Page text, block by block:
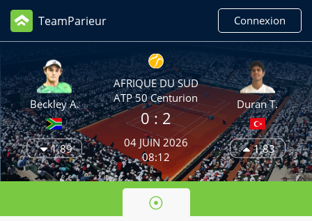
TeamParieur Connexion
Beckley A.
1,89
AFRIQUE DU SUD
ATP 50 Centurion
0 :2
04 JUIN 2026
08:12
Duran T.
1,83